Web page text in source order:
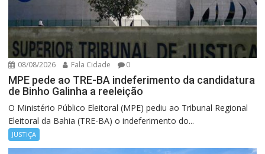
08/08/2026 Fala Cidade 0
MPE pede ao TRE-BA indeferimento da candidatura
de Binho Galinha a reeleição
O Ministério Público Eleitoral (MPE) pediu ao Tribunal Regional
Eleitoral da Bahia (TRE-BA) o indeferimento do...
JUSTIÇA